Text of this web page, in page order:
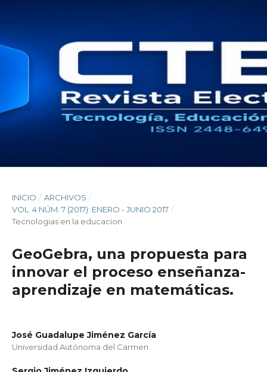
INICIO / ARCHIVOS /
VOL. 4 NÚM. 7 (2017): ENERO - JUNIO 2017 /
Tecnologias en la educacion
GeoGebra, una propuesta para
innovar el proceso enseñanza-
aprendizaje en matemáticas.
José Guadalupe Jiménez García
Universidad Autónoma del Carmen